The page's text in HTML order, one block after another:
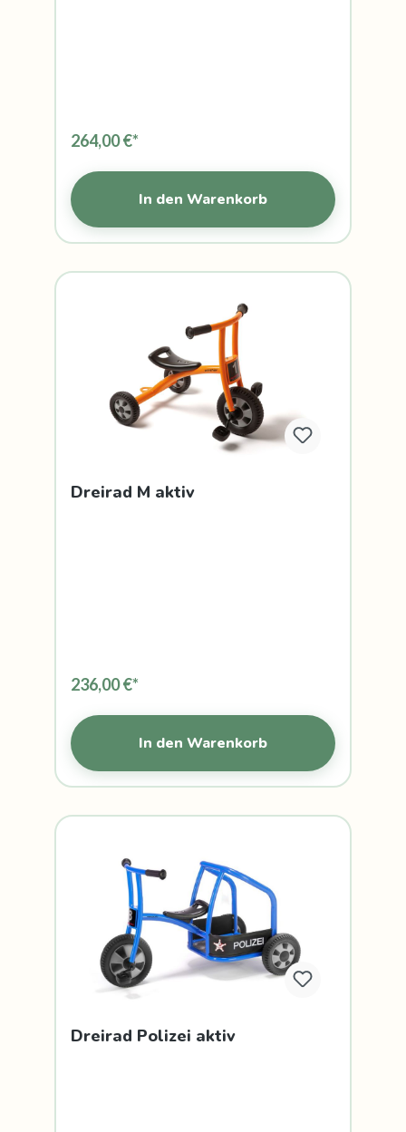
264,00 €*
In den Warenkorb
Dreirad M aktiv
236,00 €*
In den Warenkorb
Dreirad Polizei aktiv